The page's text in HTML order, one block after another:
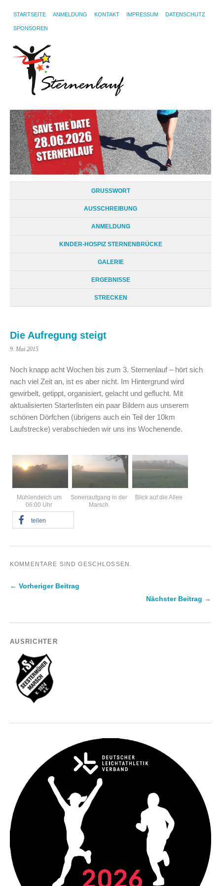
STARTSEITE ANMELDUNG KONTAKT IMPRESSUM DATENSCHUTZ
SPONSOREN
GRUSSWORT
AUSSCHREIBUNG
ANMELDUNG
KINDER-HOSPIZ STERNENBRÜCKE
GALERIE
ERGEBNISSE
STRECKEN
Die Aufregung steigt
9. Mai 2015
Noch knapp acht Wochen bis zum 3. Sternenlauf – hört sich
nach viel Zeit an, ist es aber nicht. Im Hintergrund wird
gewirbelt, getippt, organisiert, gelacht und geflucht. Mit
aktualisierten Starterlisten ein paar Bildern aus unserem
schönen Dörfchen (übrigens auch ein Teil der 10km
Laufstrecke) verabschieden wir uns ins Wochenende.
Mühlendeich um
06:00 Uhr
Sonenaufgang in der
Marsch
Blick auf die Allee
teilen
KOMMENTARE SIND GESCHLOSSEN.
← Vorheriger Beitrag
Nächster Beitrag →
AUSRICHTER